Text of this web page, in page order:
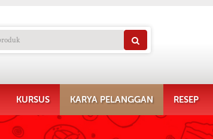
KURSUS KARYA PELANGGAN RESEP